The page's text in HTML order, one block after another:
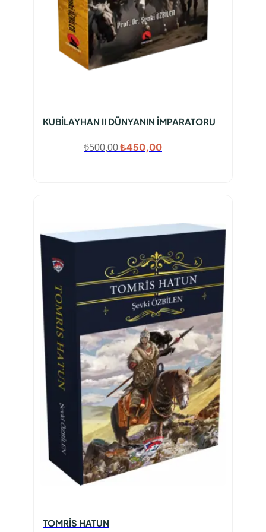
KUBİLAYHAN II DÜNYANIN İMPARATORU
₺500,00Orijinal
₺450,00Şu
TOMRİS HATUN